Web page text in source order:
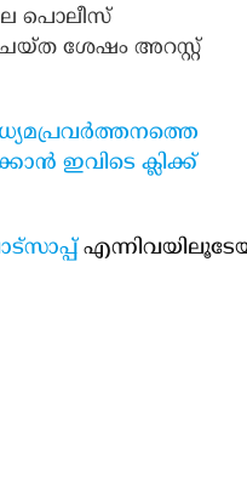
പൊലീസ്
ശേഷം അറസ്റ്റ്
ഇവിടെ ക്ലിക്ക്